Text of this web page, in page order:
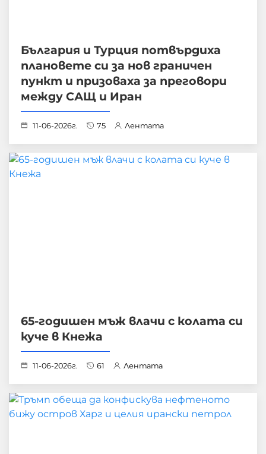
България и Турция потвърдиха
плановете си за нов граничен
пункт и призоваха за преговори
между САЩ и Иран
11-06-2026г. 75 Лентата
65-годишен мъж влачи с колата си
куче в Кнежа
11-06-2026г. 61 Лентата